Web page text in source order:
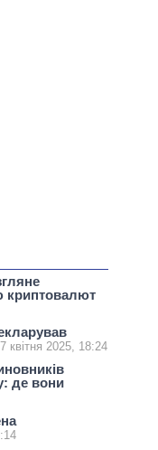
криптовалют
7 квітня 2025, 18:24
де вони